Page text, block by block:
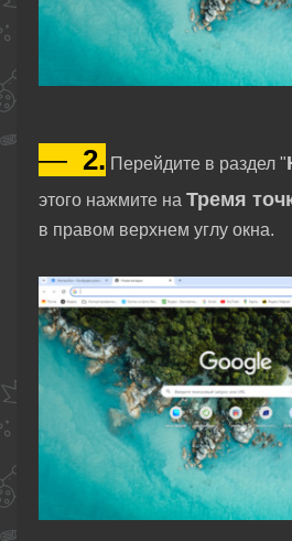
— 2. Перейдите в раздел "
этого нажмите на Тремя
в правом верхнем углу окна.